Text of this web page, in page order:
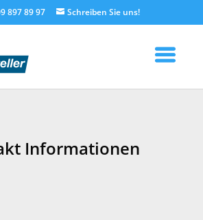
897 89 97
Informationen